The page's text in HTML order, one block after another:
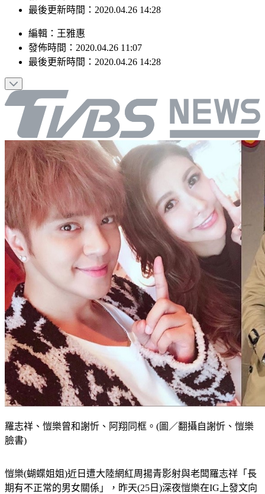
最後更新時間：2020.04.26 14:28
編輯 ： 王雅惠
發佈時間： 2020.04.26 11:07
最後更新時間： 2020.04.26 14:28
羅志祥、愷樂曾和謝忻、阿翔同框。(圖／翻攝自謝忻、愷樂
臉書)
愷樂(蝴蝶姐姐)近日遭大陸網紅周揚青影射與老闆羅志祥「長
期有不正常的男女關係」，昨天(25日)深夜愷樂在IG上發文向